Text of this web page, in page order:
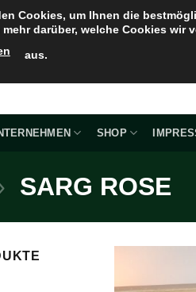
SHOP
SARG ROSE
Cookies, um Ihnen die
mehr darüber, welche Cookies wir
aus.